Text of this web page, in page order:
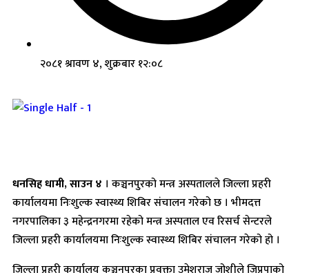
२०८१ श्रावण ४, शुक्रबार १२:०८
धनसिह धामी, साउन ४ । कञ्चनपुरको मन्त्र अस्पतालले जिल्ला प्रहरी
कार्यालयमा निःशुल्क स्वास्थ्य शिबिर संचालन गरेको छ । भीमदत्त
नगरपालिका ३ महेन्द्रनगरमा रहेको मन्त्र अस्पताल एव रिसर्च सेन्टरले
जिल्ला प्रहरी कार्यालयमा निःशुल्क स्वास्थ्य शिबिर संचालन गरेको हो ।